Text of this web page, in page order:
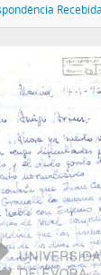
Recebida